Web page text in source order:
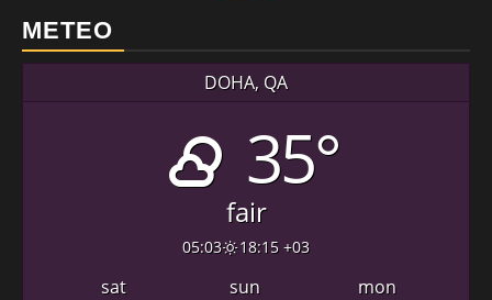
METEO
DOHA, QA
35°
fair
05:03 18:15 +03
sat sun mon